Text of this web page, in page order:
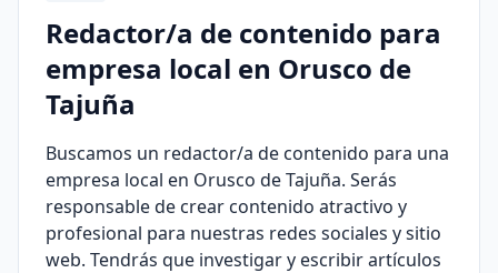
Redactor/a de contenido para
empresa local en Orusco de
Tajuña
Buscamos un redactor/a de contenido para una
empresa local en Orusco de Tajuña. Serás
responsable de crear contenido atractivo y
profesional para nuestras redes sociales y sitio
web. Tendrás que investigar y escribir artículos